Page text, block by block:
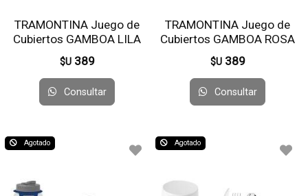
TRAMONTINA Juego de
Cubiertos GAMBOA LILA
16PZ 23197/100
$U 389
Consultar
TRAMONTINA Juego de
Cubiertos GAMBOA ROSA
16PZ 23197/3000
$U 389
Consultar
Agotado Agotado